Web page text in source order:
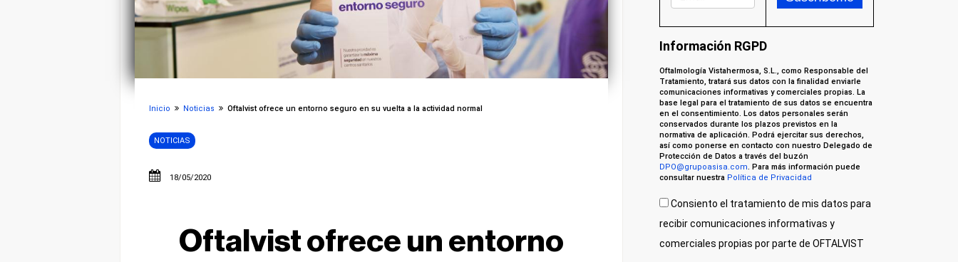
Inicio Noticias Oftalvist ofrece un entorno seguro en su vuelta a la actividad normal
NOTICIAS
18/05/2020
Oftalvist ofrece un entorno
Información RGPD
Oftalmología Vistahermosa, S.L., como Responsable del
Tratamiento, tratará sus datos con la finalidad enviarle
comunicaciones informativas y comerciales propias. La
base legal para el tratamiento de sus datos se encuentra
en el consentimiento. Los datos personales serán
conservados durante los plazos previstos en la
normativa de aplicación. Podrá ejercitar sus derechos,
así como ponerse en contacto con nuestro Delegado de
Protección de Datos a través del buzón
DPO@grupoasisa.com. Para más información puede
consultar nuestra Política de Privacidad
Consiento el tratamiento de mis datos para
recibir comunicaciones informativas y
comerciales propias por parte de OFTALVIST